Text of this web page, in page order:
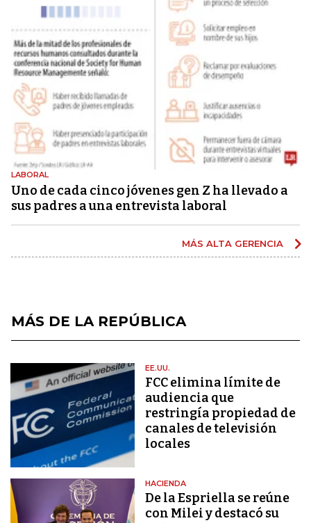
LABORAL
Uno de cada cinco jóvenes gen Z ha llevado a
sus padres a una entrevista laboral
MÁS ALTA GERENCIA
MÁS DE LA REPÚBLICA
EE.UU.
FCC elimina límite de
audiencia que
restringía propiedad de
canales de televisión
locales
HACIENDA
De la Espriella se reúne
con Milei y destacó su